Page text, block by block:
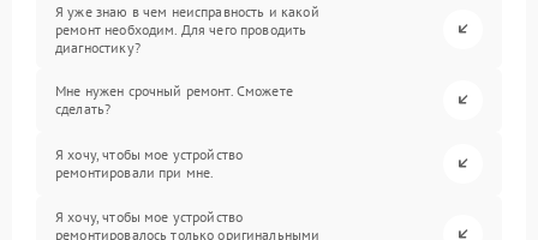
Я уже знаю в чем неисправность и какой
ремонт необходим. Для чего проводить
диагностику?
Мне нужен срочный ремонт. Сможете
сделать?
Я хочу, чтобы мое устройство
ремонтировали при мне.
Я хочу, чтобы мое устройство
ремонтировалось только оригинальными